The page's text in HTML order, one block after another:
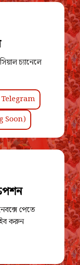
চ্যানেলে
Telegram
Soon)
পেতে
করুন